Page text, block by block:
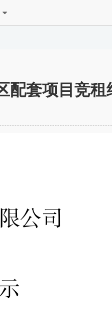
配套项目竞